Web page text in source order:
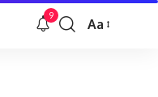
9
Font
Aa